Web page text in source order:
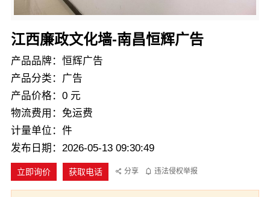
江西廉政文化墙-南昌恒辉广告
产品品牌：恒辉广告
产品分类：广告
产品价格：0 元
物流费用：免运费
计量单位：件
发布日期：2026-05-13 09:30:49
立即询价 获取电话 分享 违法侵权举报